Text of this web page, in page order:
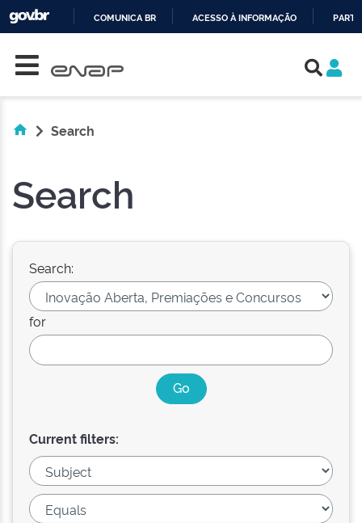
COMUNICA BR ACESSO À INFORMAÇÃO
Search
Search
Search:
for
Current filters: